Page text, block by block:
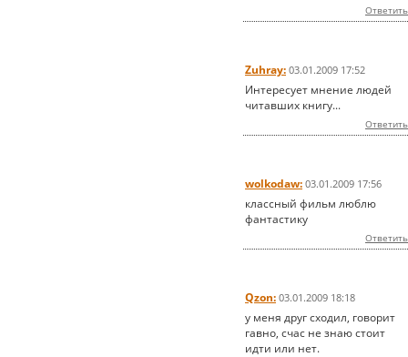
Ответить
Zuhray: 03.01.2009 17:52
Интересует мнение людей
читавших книгу...
Ответить
wolkodaw: 03.01.2009 17:56
классный фильм люблю
фантастику
Ответить
Qzon: 03.01.2009 18:18
у меня друг сходил, говорит
гавно, счас не знаю стоит
идти или нет.